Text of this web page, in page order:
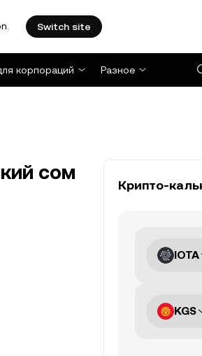
Switch site
корпораций Разное
сом
Крипто-
IOTA
KGS